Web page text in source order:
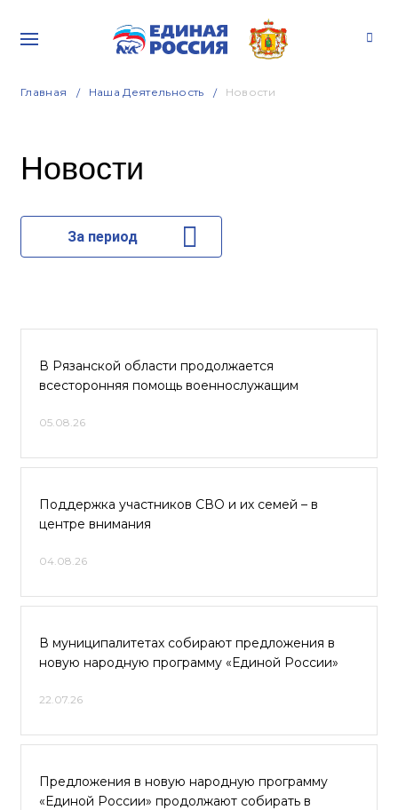
Главная Наша Деятельность Новости
Новости
За период
В Рязанской области продолжается
всесторонняя помощь военнослужащим
05.08.26
Поддержка участников СВО и их семей – в
центре внимания
04.08.26
В муниципалитетах собирают предложения в
новую народную программу «Единой России»
22.07.26
Предложения в новую народную программу
«Единой России» продолжают собирать в